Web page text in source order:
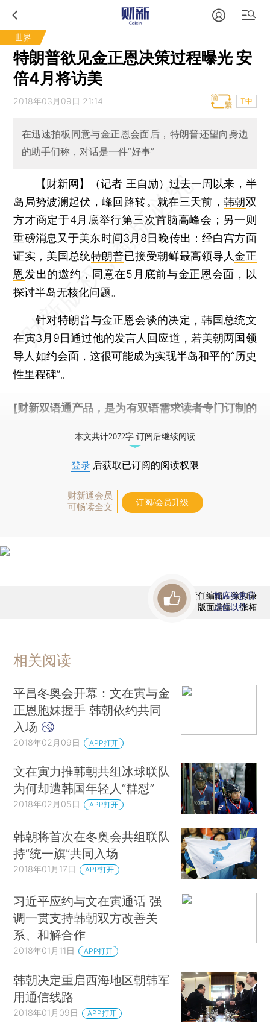
世界
特朗普欲见金正恩决策过程曝光 安
倍4月将访美
2018年03月09日 21:14 T中
在迅速拍板同意与金正恩会面后，特朗普还望向身边
的助手们称，对话是一件“好事”
【财新网】（记者 王自励） 过去一周以来，半
岛局势波澜起伏，峰回路转。就在三天前， 韩朝双
方才商定于4月底举行第三次首脑高峰会；另一则
重磅消息又于美东时间3月8日晚传出：经白宫方面
证实，美国总统特朗普已接受朝鲜最高领导人金正
恩发出的邀约，同意在5月底前与金正恩会面，以
探讨半岛无核化问题。
针对特朗普与金正恩会谈的决定，韩国总统文
在寅3月9日通过他的发言人回应道，若美朝两国领
导人如约会面，这很可能成为实现半岛和平的“历史
性里程碑”。
[财新双语通产品，是为有双语需求读者专门订制的
本文共计2072字 订阅后继续阅读
登录 后获取已订阅的阅读权限
财新通会员
可畅读全文
订阅/会员升级
责任编辑：徐和谦
版面编辑：张柘
首席赞赏官
虚位以待
相关阅读
平昌冬奥会开幕：文在寅与金
正恩胞妹握手 韩朝依约共同
入场
2018年02月09日 APP打开
文在寅力推韩朝共组冰球联队
为何却遭韩国年轻人“群怼”
2018年02月05日 APP打开
韩朝将首次在冬奥会共组联队
持“统一旗”共同入场
2018年01月17日 APP打开
习近平应约与文在寅通话 强
调一贯支持韩朝双方改善关
系、和解合作
2018年01月11日 APP打开
韩朝决定重启西海地区朝韩军
用通信线路
2018年01月09日 APP打开